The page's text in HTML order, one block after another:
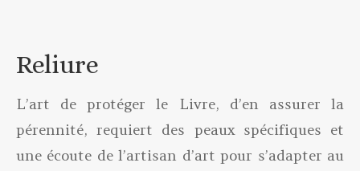
Reliure
L’art de protéger le Livre, d’en assurer la
pérennité, requiert des peaux spécifiques et
une écoute de l’artisan d’art pour s’adapter au